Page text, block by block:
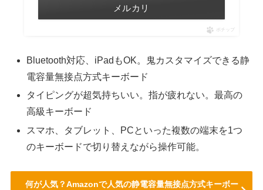
メルカリ
ポチップ
Bluetooth対応、iPadもOK。鬼カスタマイズできる静
電容量無接点方式キーボード
タイピングが超気持ちいい。指が疲れない。最高の
高級キーボード
スマホ、タブレット、PCといった複数の端末を1つ
のキーボードで切り替えながら操作可能。
何が人気？Amazonで人気の静電容量無接点方式キーボー